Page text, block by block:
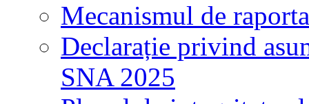
Mecanismul de
Declarație privind
SNA 2025